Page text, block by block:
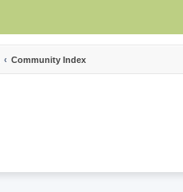
Community Index